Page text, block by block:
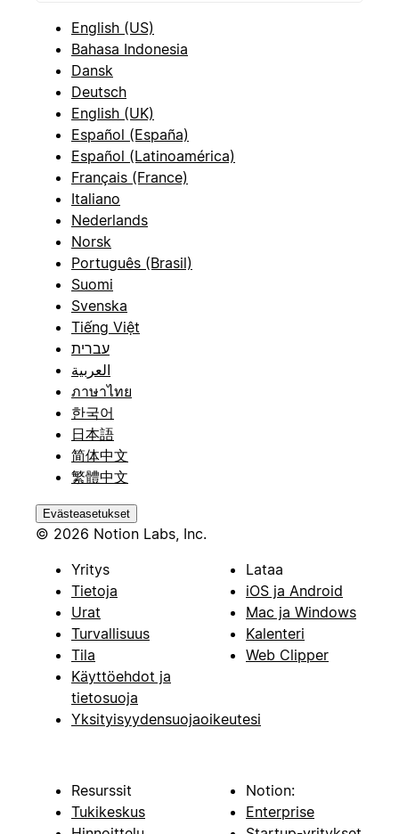
English (US)
Bahasa Indonesia
Dansk
Deutsch
English (UK)
Español (España)
Español (Latinoamérica)
Français (France)
Italiano
Nederlands
Norsk
Português (Brasil)
Suomi
Svenska
Tiếng Việt
עברית
العربية
ภาษาไทย
한국어
日本語
简体中文
繁體中文
Evästeasetukset
© 2026 Notion Labs, Inc.
Yritys
Tietoja
Urat
Turvallisuus
Tila
Käyttöehdot ja
tietosuoja
Yksityisyydensuojaoikeutesi
Lataa
iOS ja Android
Mac ja Windows
Kalenteri
Web Clipper
Resurssit
Tukikeskus
Notion:
Enterprise